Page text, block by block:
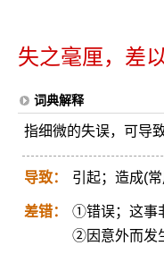
失之毫厘，差
词典解释
指细微的失误，可导
导致： 引起；造成(
差错：
①错误；这事
②因意外而发